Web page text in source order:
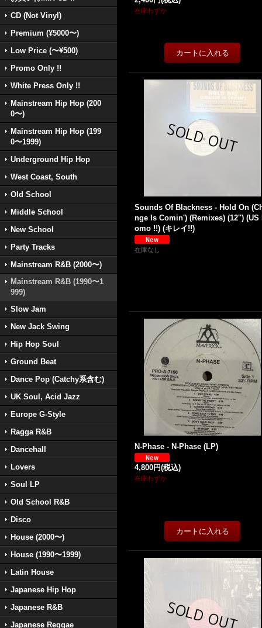
CD (Not Vinyl)
Premium (¥5000〜)
Low Price (〜¥500)
Promo Only !!
White Press Only !!
Mainstream Hip Hop (200
0〜)
Mainstream Hip Hop (199
0〜1999)
Underground Hip Hop
West Coast, South
Old School
Middle School
New School
Party Tracks
Mainstream R&B (2000〜)
Mainstream R&B (1990〜1
999)
Slow Jam
New Jack Swing
Hip Hop Soul
Ground Beat
Dance Pop (Catchy系含む)
UK Soul, Acid Jazz
Europe G-Style
Ragga R&B
Dancehall
Lovers
Soul LP
Old School R&B
Disco
House (2000〜)
House (1990〜1999)
Latin House
Japanese Hip Hop
Japanese R&B
Japanese Reggae
在庫わずか
Sounds Of Blackness - Hold On
nge Is Comin') (Remixes) (12'') (US
omo !!) (キレイ!!)
在庫なし
N-Phase - N-Phase (LP)
4,800円(税込)
在庫わずか